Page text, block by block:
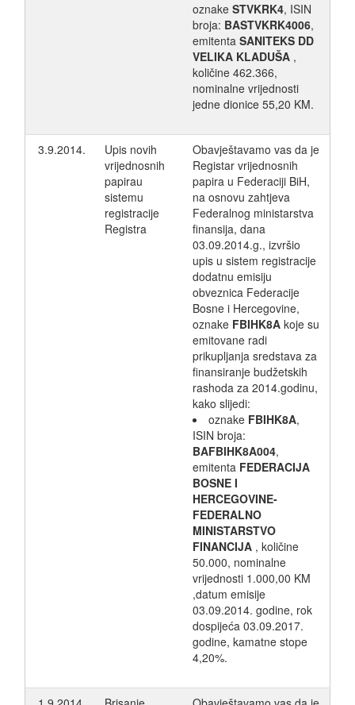
oznake STVKRK4, ISIN
broja: BASTVKRK4006,
emitenta SANITEKS DD
VELIKA KLADUŠA ,
količine 462.366,
nominalne vrijednosti
jedne dionice 55,20 KM.
3.9.2014.
Upis novih
vrijednosnih
papirau
sistemu
registracije
Registra
Obavještavamo vas da je
Registar vrijednosnih
papira u Federaciji BiH,
na osnovu zahtjeva
Federalnog ministarstva
finansija, dana
03.09.2014.g., izvršio
upis u sistem registracije
dodatnu emisiju
obveznica Federacije
Bosne i Hercegovine,
oznake FBIHK8A koje su
emitovane radi
prikupljanja sredstava za
finansiranje budžetskih
rashoda za 2014.godinu,
kako slijedi:
oznake FBIHK8A,
ISIN broja:
BAFBIHK8A004,
emitenta FEDERACIJA
BOSNE I
HERCEGOVINE-
FEDERALNO
MINISTARSTVO
FINANCIJA , količine
50.000, nominalne
vrijednosti 1.000,00 KM
,datum emisije
03.09.2014. godine, rok
dospijeća 03.09.2017.
godine, kamatne stope
4,20%.